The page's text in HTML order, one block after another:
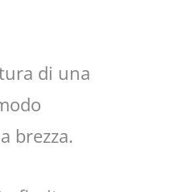
di una
brezza.